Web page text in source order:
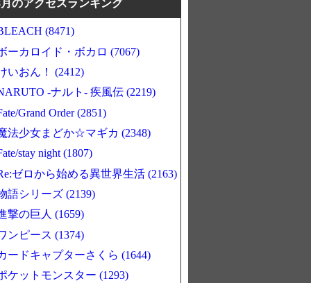
のアクセスランキング
(8471)
ーカロイド・ボカロ (7067)
いおん！ (2412)
-ナルト- 疾風伝 (2219)
Grand Order (2851)
法少女まどか☆マギカ (2348)
stay night (1807)
ゼロから始める異世界生活 (2163)
語シリーズ (2139)
撃の巨人 (1659)
ンピース (1374)
ードキャプターさくら (1644)
ケットモンスター (1293)